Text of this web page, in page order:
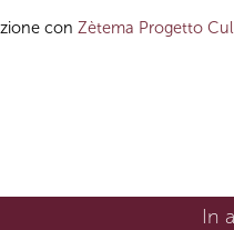
con Zètema Progetto
In